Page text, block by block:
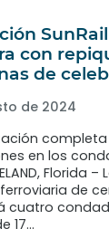
con
de
de 2024
en los
Florida
de
cuatro
17…